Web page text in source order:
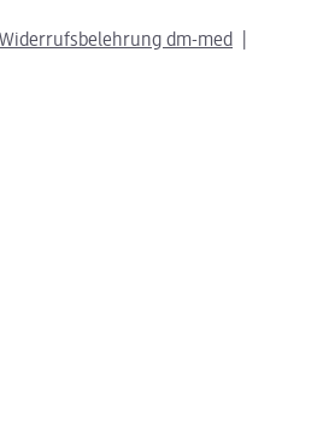
dm-med